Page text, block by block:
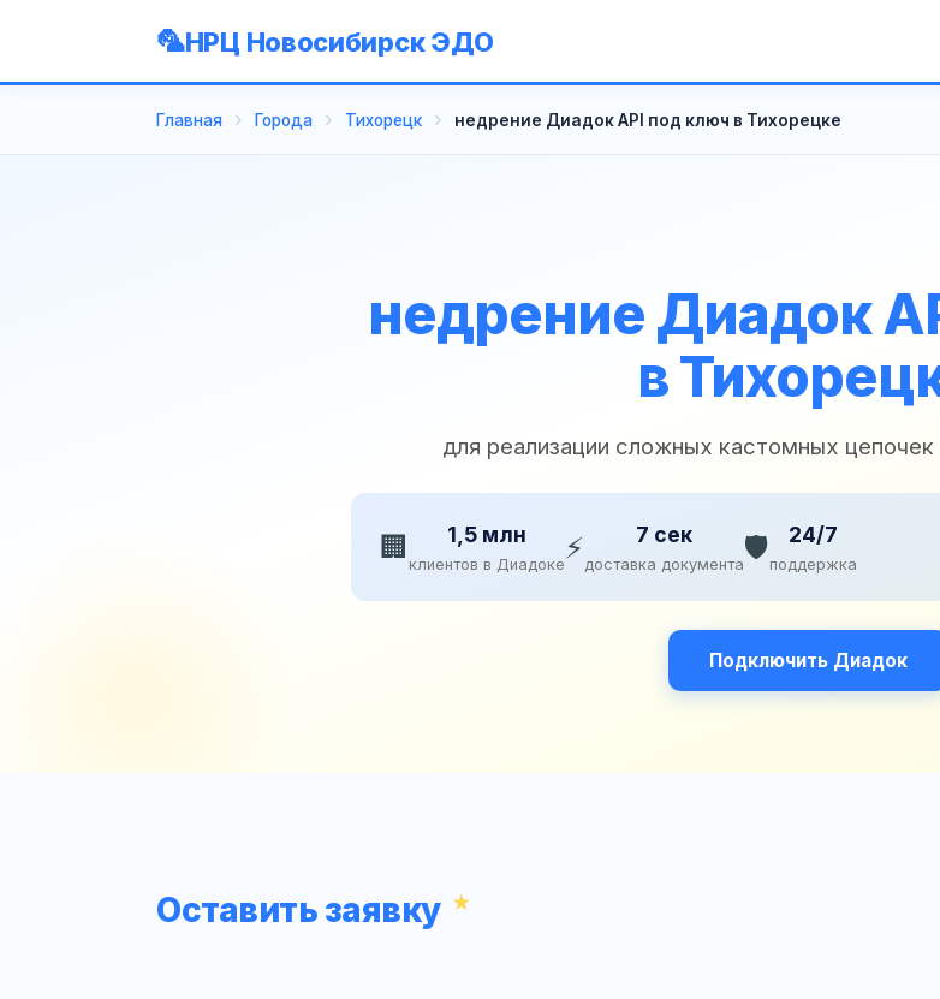
НРЦ Новосибирск ЭДО
Главная Города Тихорецк недрение Диадок API под ключ в Тихорецке
недрение Диадок
в
для реализации сложных кастомных
🏢 1,5 млн
клиентов в Диадоке ⚡ 7 сек
доставка документа🛡️ 24/7
поддержка
Подключить Диадок
Оставить заявку